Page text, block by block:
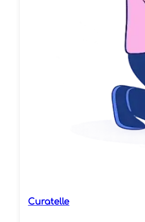
Curatelle